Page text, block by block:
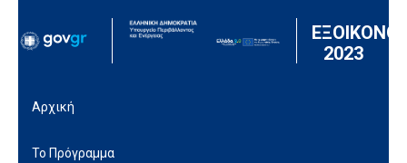
2023
Αρχική
Το Πρόγραμμα